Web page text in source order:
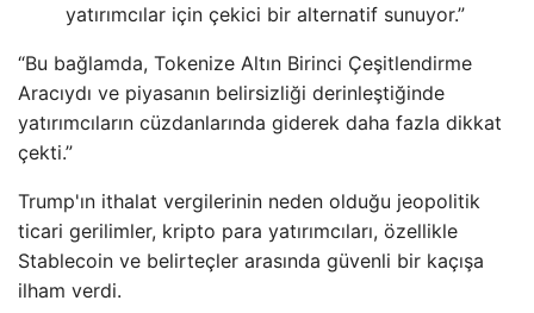
yatırımcılar için çekici bir alternatif sunuyor.”
“Bu bağlamda, Tokenize Altın Birinci Çeşitlendirme
Aracıydı ve piyasanın belirsizliği derinleştiğinde
yatırımcıların cüzdanlarında giderek daha fazla dikkat
çekti.”
Trump'ın ithalat vergilerinin neden olduğu jeopolitik
ticari gerilimler, kripto para yatırımcıları, özellikle
Stablecoin ve belirteçler arasında güvenli bir kaçışa
ilham verdi.